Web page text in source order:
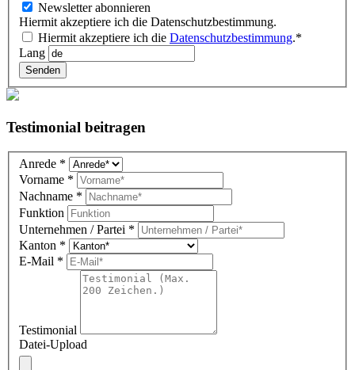
Newsletter abonnieren
Hiermit akzeptiere ich die Datenschutzbestimmung.
Hiermit akzeptiere ich die Datenschutzbestimmung.*
Lang
Senden
Testimonial beitragen
Testimonial
DE
(overlay)
Anrede *
Vorname *
Nachname *
Funktion
Unternehmen / Partei *
Kanton *
E-Mail *
Testimonial
Datei-Upload